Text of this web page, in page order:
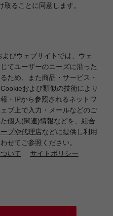
ることに同意します。
びウェブサイトでは、ウェ
てユーザーのニーズに沿った
ため、また商品・サービス・
および類似の技術により
・IPから参照されるネットワ
ブ上で入力・メールなどのご
個人(関連)情報などを、組合
プや代理店などに提供し利用
せてご参照ください。
いて
サイトポリシー